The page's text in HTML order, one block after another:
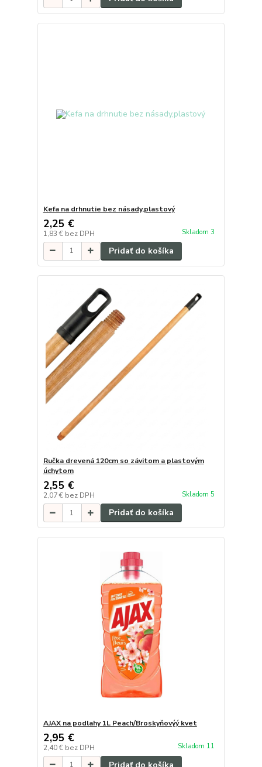
Kefa na drhnutie bez násady,plastový
2,25 €
1,83 € bez DPH Skladom 3
Pridať do košíka
Ručka drevená 120cm so závitom a plastovým
úchytom
2,55 €
2,07 € bez DPH Skladom 5
Pridať do košíka
AJAX na podlahy 1L Peach/Broskyňovýý kvet
2,95 €
2,40 € bez DPH Skladom 11